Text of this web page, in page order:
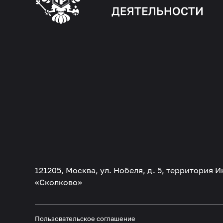
121205, Москва, ул. Нобеля, д. 5, территория
«Сколково»
Пользовательское соглашение